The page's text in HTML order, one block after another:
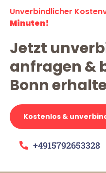
Unverbindlicher
Minuten!
Jetzt
anfragen &
Bonn
Kostenlos &
+4915792653328